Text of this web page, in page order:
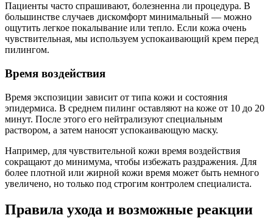
Пациенты часто спрашивают, болезненна ли процедура. В
большинстве случаев дискомфорт минимальный — можно
ощутить легкое покалывание или тепло. Если кожа очень
чувствительная, мы используем успокаивающий крем перед
пилингом.
Время воздействия
Время экспозиции зависит от типа кожи и состояния
эпидермиса. В среднем пилинг оставляют на коже от 10 до 20
минут. После этого его нейтрализуют специальным
раствором, а затем наносят успокаивающую маску.
Например, для чувствительной кожи время воздействия
сокращают до минимума, чтобы избежать раздражения. Для
более плотной или жирной кожи время может быть немного
увеличено, но только под строгим контролем специалиста.
Правила ухода и возможные реакции